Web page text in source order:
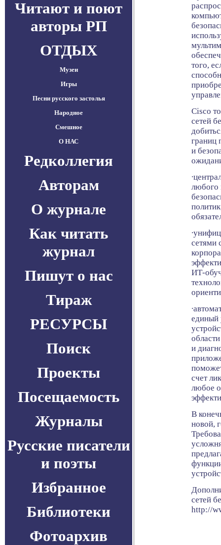
Читают и поют
авторы РП
ОТДЫХ
Музеи
Игры
Песни русского застолья
Народное
Смешное
О НАС
Редколлегия
Авторам
О журнале
Как читать
журнал
Пишут о нас
Тираж
РЕСУРСЫ
Поиск
Проекты
Посещаемость
Журналы
Русские писатели
и поэты
Избранное
Библиотеки
Фотоархив
того,
Cisco
сетей
границ
и
любого
сетями
ИТ-
единый
и
счет
любое
В
новой,
сетей
http://